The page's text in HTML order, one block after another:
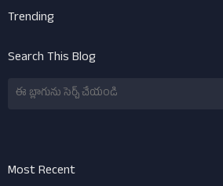
Trending
Search This Blog
Most Recent